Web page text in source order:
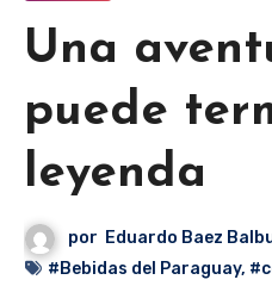
Una
puede
leyenda
por Eduardo Baez
#Bebidas del Paraguay,